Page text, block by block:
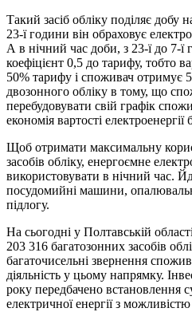
Такий засіб обліку поділяє добу
23-ї години він обраховує
А в нічний час доби, з 23-ї до 7-ї
коефіцієнт 0,5 до тарифу, тобто
50% тарифу і споживач отримує
двозонного обліку в тому, що
перебудовувати свій графік
економія вартості електроенергії
Щоб отримати максимальну
засобів обліку, енергоємне
використовувати в нічний час.
посудомийні машини,
підлогу.
На сьогодні у Полтавській
203 316 багатозонних засобів
багаточисельні звернення
діяльність у цьому напрямку.
року передбачено встановлення
електричної енергії з